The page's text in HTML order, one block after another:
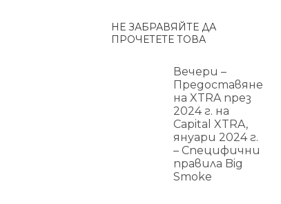
НЕ ЗАБРАВЯЙТЕ ДА
ПРОЧЕТЕТЕ ТОВА
Вечери –
Предоставяне
на XTRA през
2024 г. на
Capital XTRA,
януари 2024 г.
– Специфични
правила Big
Smoke